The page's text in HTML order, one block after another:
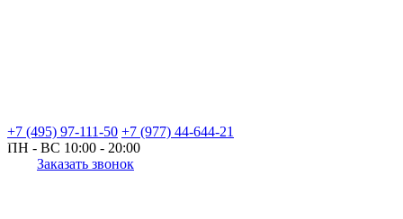
+7 (495) 97-111-50 +7 (977) 44-644-21
ПН - ВС 10:00 - 20:00
Заказать звонок